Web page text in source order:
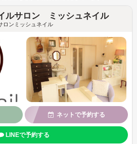
ルサロン ミッシュネイル
ロンミッシュネイル
ネットで予約する
LINEで予約する